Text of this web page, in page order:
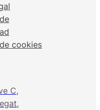
cookies
C,